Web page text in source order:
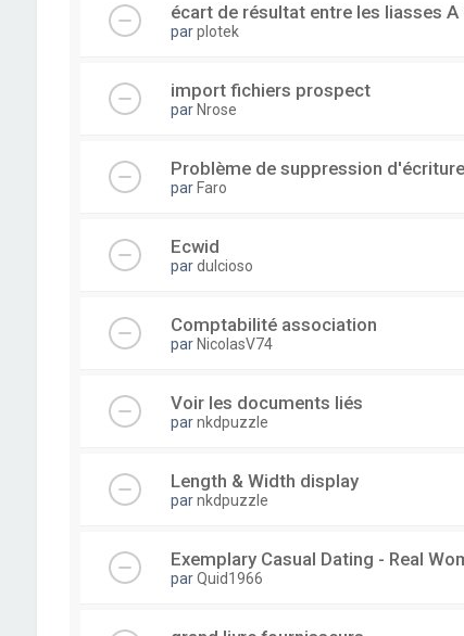
écart de résultat entre les liasses A
parplotek
import fichiers prospect
par Nrose
Problème de suppression d'écriture
par Faro
Ecwid
pardulcioso
Comptabilité association
par NicolasV74
Voir les documents liés
parnkdpuzzle
Length & Width display
parnkdpuzzle
Exemplary Сasual Dating - Real
parQuid1966